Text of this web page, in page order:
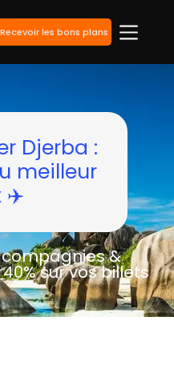
Recevoir les bons plans
Djerba :
meilleur
✈️
&
sur vos billets